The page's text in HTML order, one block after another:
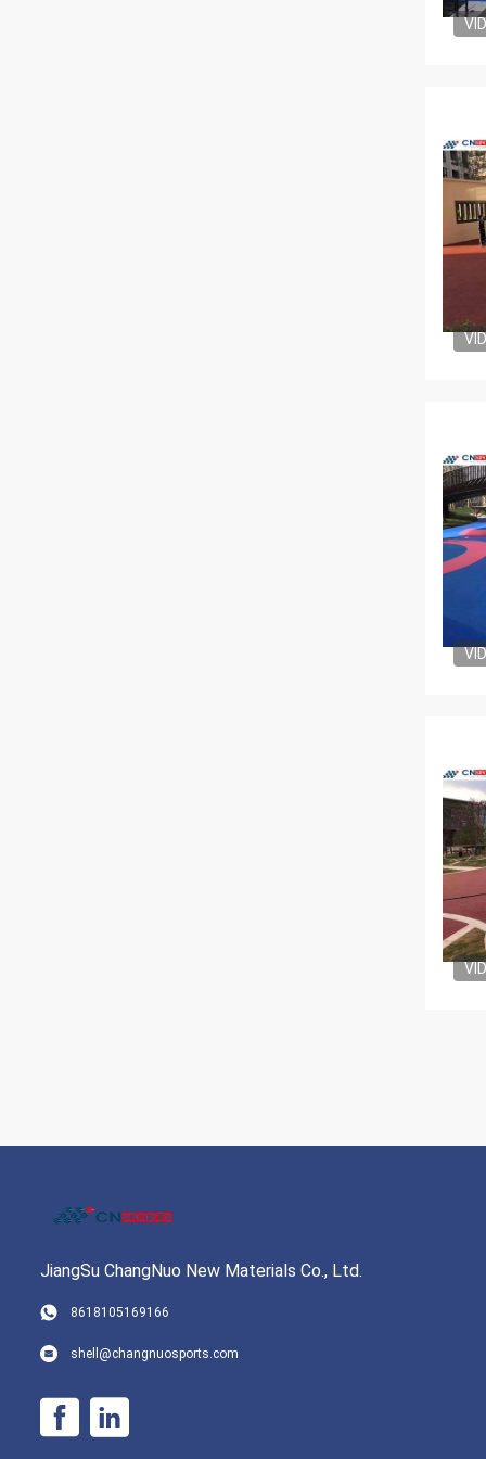
JiangSu ChangNuo New Materials Co., Ltd.
8618105169166
shell@changnuosports.com